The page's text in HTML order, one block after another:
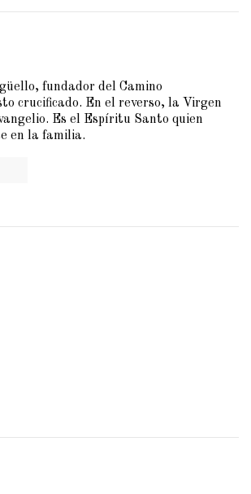
fundador del Camino
crucificado. En el reverso, la Virgen
Es el Espíritu Santo quien
en la familia.